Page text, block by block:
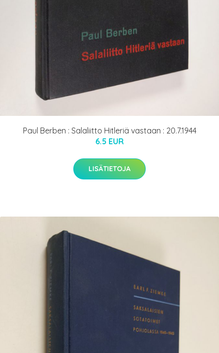
Paul Berben : Salaliitto Hitleriä vastaan : 20.7.1944
6.5 EUR
LISÄTIETOJA